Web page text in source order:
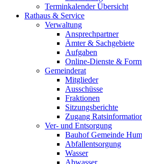
Terminkalender Übersicht
Rathaus & Service
Verwaltung
Ansprechpartner
Ämter & Sachgebiete
Aufgaben
Online-Dienste &
Gemeinderat
Mitglieder
Ausschüsse
Fraktionen
Sitzungsberichte
Zugang
Ver- und Entsorgung
Bauhof Gemeinde
Abfallentsorgung
Wasser
Abwasser